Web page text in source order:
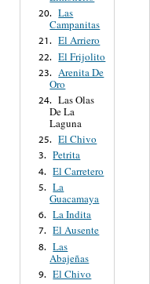
20. Las
Campanitas
21. El Arriero
22. El Frijolito
23. Arenita De
Oro
24. Las Olas
De La
Laguna
25. El Chivo
3. Petrita
4. El Carretero
5. La
Guacamaya
6. La Indita
7. El Ausente
8. Las
Abajeñas
9. El Chivo